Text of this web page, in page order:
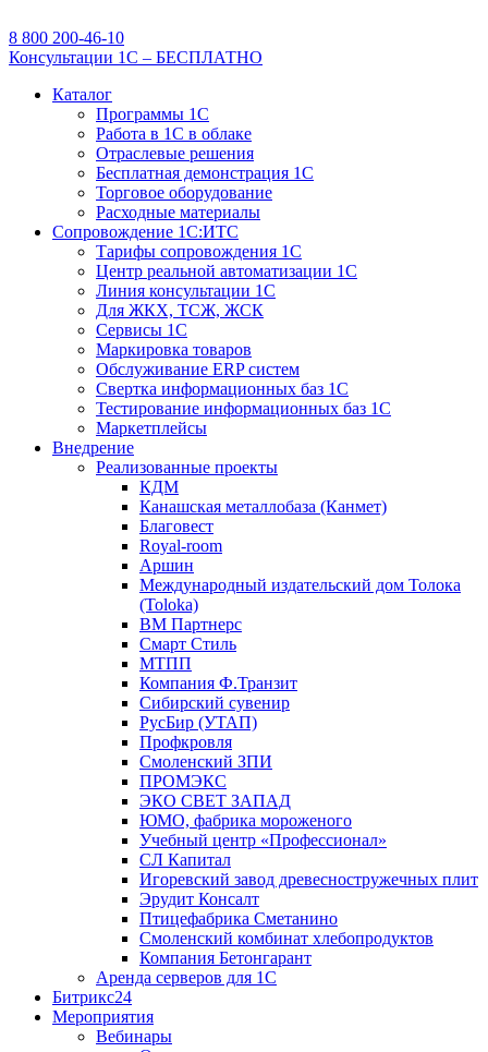
8 800 200-46-10
Консультации 1С – БЕСПЛАТНО
Каталог
Программы 1С
Работа в 1С в облаке
Отраслевые решения
Бесплатная демонстрация 1С
Торговое оборудование
Расходные материалы
Сопровождение 1С:ИТС
Тарифы сопровождения 1С
Центр реальной автоматизации 1С
Линия консультации 1С
Для ЖКХ, ТСЖ, ЖСК
Сервисы 1С
Маркировка товаров
Обслуживание ERP систем
Свертка информационных баз 1С
Тестирование информационных баз 1С
Маркетплейсы
Внедрение
Реализованные проекты
КДМ
Канашская металлобаза (Канмет)
Благовест
Royal-room
Аршин
Международный издательский дом Толока
(Toloka)
ВМ Партнерс
Смарт Стиль
МТПП
Компания Ф.Транзит
Сибирский сувенир
РусБир (УТАП)
Профкровля
Смоленский ЗПИ
ПРОМЭКС
ЭКО СВЕТ ЗАПАД
ЮМО, фабрика мороженого
Учебный центр «Профессионал»
СЛ Капитал
Игоревский завод древесностружечных плит
Эрудит Консалт
Птицефабрика Сметанино
Смоленский комбинат хлебопродуктов
Компания Бетонгарант
Аренда серверов для 1С
Битрикс24
Мероприятия
Вебинары